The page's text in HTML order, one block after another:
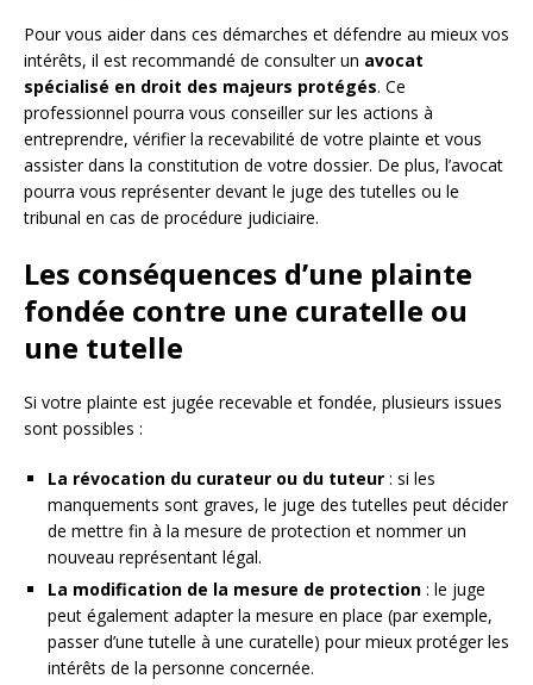
Pour vous aider dans ces démarches et défendre au mieux vos
intérêts, il est recommandé de consulter un avocat
spécialisé en droit des majeurs protégés. Ce
professionnel pourra vous conseiller sur les actions à
entreprendre, vérifier la recevabilité de votre plainte et vous
assister dans la constitution de votre dossier. De plus, l’avocat
pourra vous représenter devant le juge des tutelles ou le
tribunal en cas de procédure judiciaire.
Les conséquences d’une plainte
fondée contre une curatelle ou
une tutelle
Si votre plainte est jugée recevable et fondée, plusieurs issues
sont possibles :
La révocation du curateur ou du tuteur : si les
manquements sont graves, le juge des tutelles peut décider
de mettre fin à la mesure de protection et nommer un
nouveau représentant légal.
La modification de la mesure de protection : le juge
peut également adapter la mesure en place (par exemple,
passer d’une tutelle à une curatelle) pour mieux protéger les
intérêts de la personne concernée.